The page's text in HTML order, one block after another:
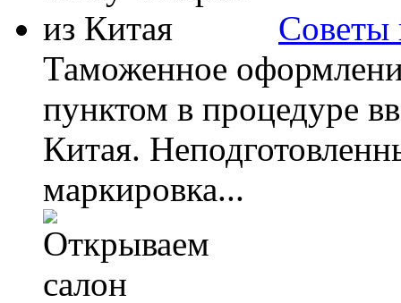
Советы
Таможенное
пунктом в процедуре
Китая.
маркировка...